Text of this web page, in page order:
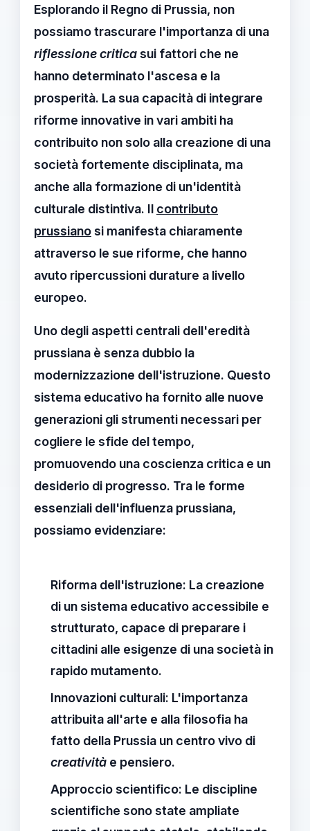
Esplorando il Regno di Prussia, non
possiamo trascurare l'importanza di una
riflessione criticasui fattori che ne
hanno determinato l'ascesa e la
prosperità. La sua capacità di integrare
riforme innovative in vari ambiti ha
contribuito non solo alla creazione di una
società fortemente disciplinata, ma
anche alla formazione di un'identità
culturale distintiva. Il contributo
prussianosi manifesta chiaramente
attraverso le sue riforme, che hanno
avuto ripercussioni durature a livello
europeo.
Uno degli aspetti centrali dell'eredità
prussiana è senza dubbio la
modernizzazione dell'istruzione. Questo
sistema educativo ha fornito alle nuove
generazioni gli strumenti necessari per
cogliere le sfide del tempo,
promuovendo una coscienza critica e un
desiderio di progresso. Tra le forme
essenziali dell'influenza prussiana,
possiamo evidenziare:
Riforma dell'istruzione: La creazione
di un sistema educativo accessibile e
strutturato, capace di preparare i
cittadini alle esigenze di una società in
rapido mutamento.
Innovazioni culturali: L'importanza
attribuita all'arte e alla filosofia ha
fatto della Prussia un centro vivo di
creatività e pensiero.
Approccio scientifico: Le discipline
scientifiche sono state ampliate